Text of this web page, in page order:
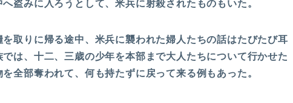
盗みに入ろうとして、米兵に射殺されたものもいた。
取りに帰る途中、米兵に襲われた婦人たちの話はたびたび耳
は、十二、三歳の少年を本部まで大人たちについて行かせた
全部奪われて、何も持たずに戻って来る例もあった。